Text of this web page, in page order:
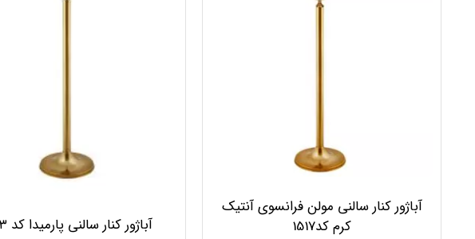
آباژور کنار سالنی مولن فرانسوی آنتیک
کرم کد1517
آباژور کنار سالنی پارمیدا کد ۱۴۲۳